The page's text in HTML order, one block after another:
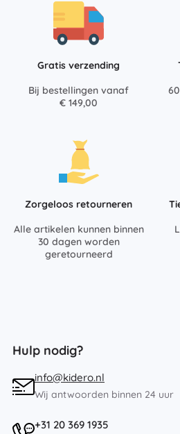
Gratis verzending
Bij bestellingen vanaf
€ 149,00
Zorgeloos retourneren
Alle artikelen kunnen binnen
30 dagen worden
geretourneerd
Hulp nodig?
info@kidero.nl
Wij antwoorden binnen 24 uur
+31 20 369 1935